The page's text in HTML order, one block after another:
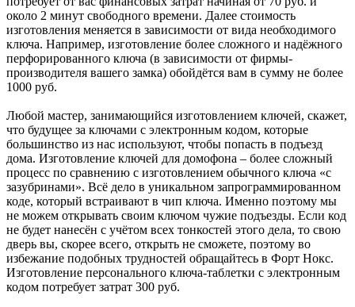
около 2 минут свободного времени. Далее стоимость
изготовления меняется в зависимости от вида необходимого
ключа. Например, изготовление более сложного и надёжного
перфорированного ключа (в зависимости от фирмы-
производителя вашего замка) обойдётся вам в сумму не более
1000 руб.
Любой мастер, занимающийся изготовлением ключей, скажет,
что будущее за ключами с электронным кодом, которые
большинство из нас используют, чтобы попасть в подъезд
дома. Изготовление ключей для домофона – более сложный
процесс по сравнению с изготовлением обычного ключа «с
зазубринами». Всё дело в уникальном запрограммированном
коде, который встраивают в чип ключа. Именно поэтому мы
не можем открывать своим ключом чужие подъезды. Если код
не будет нанесён с учётом всех тонкостей этого дела, то свою
дверь вы, скорее всего, открыть не сможете, поэтому во
избежание подобных трудностей обращайтесь в Форт Нокс.
Изготовление персонального ключа-таблетки с электронным
кодом потребует затрат 300 руб.